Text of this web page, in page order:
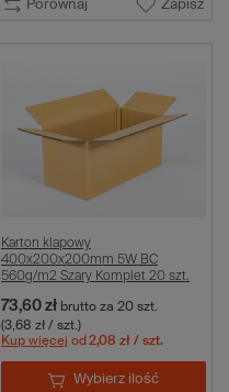
Porównaj Zapisz
Karton klapowy
400x200x200mm 5W BC
560g/m2 Szary Komplet 20 szt.
73,60 zł brutto za 20 szt.
(3,68 zł / szt.)
Kup więcej od 2,08 zł / szt.
Wybierz ilość